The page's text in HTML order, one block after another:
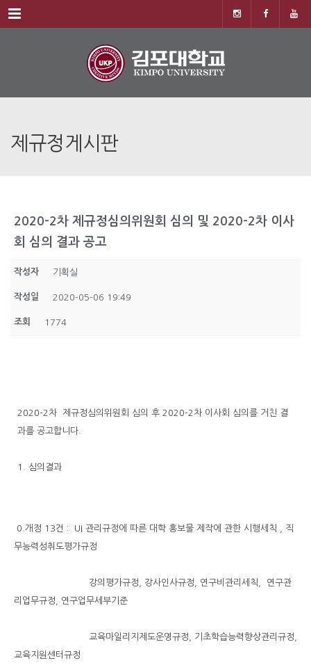
Menu
제규정게시판
2020-2차 제규정심의위원회 심의 및 2020-2차 이사
회 심의 결과 공고
작성자 기획실
작성일 2020-05-06 19:49
조회 1774
2020-2차 제규정심의위원회 심의 후 2020-2차 이사회 심의를 거친 결
과를 공고합니다.
1. 심의결과
0.개정 13건 : UI 관리규정에 따른 대학 홍보물 제작에 관한 시행세칙 , 직
무능력성취도평가규정
강의평가규정, 강사인사규정, 연구비관리세칙, 연구관
리업무규정, 연구업무세부기준
교육마일리지제도운영규정, 기초학습능력향상관리규정,
교육지원센터규정